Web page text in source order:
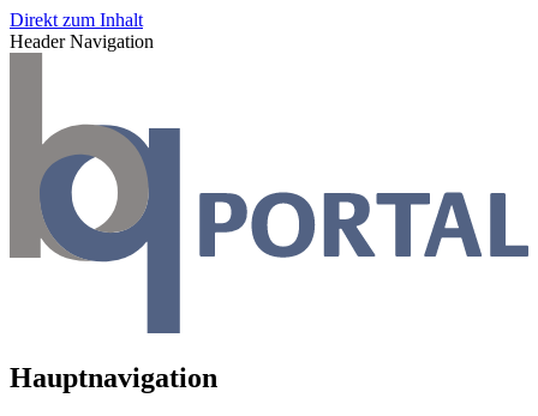
Direkt zum Inhalt
Header Navigation
Hauptnavigation